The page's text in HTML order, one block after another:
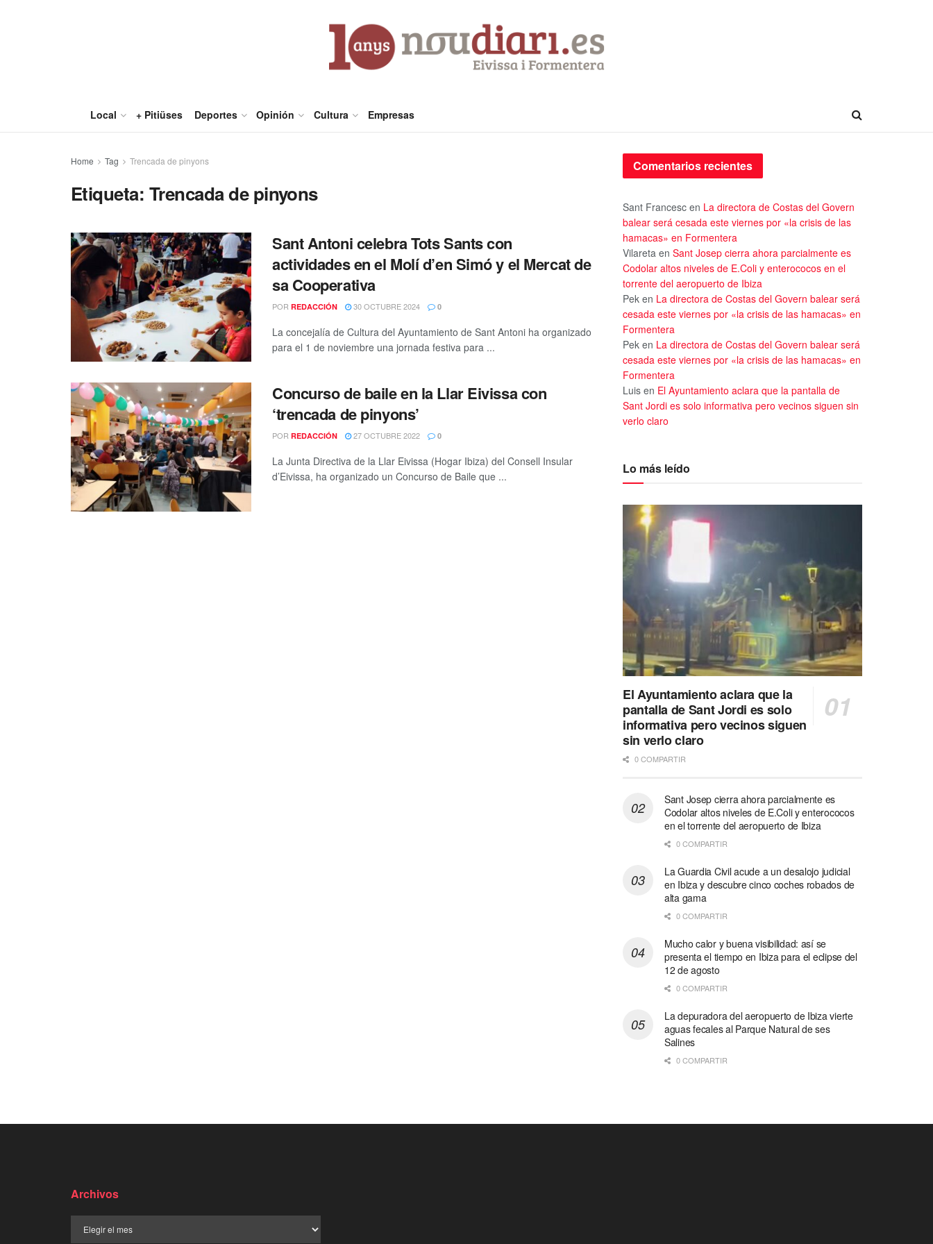
Local + Pitiüses Deportes Opinión Cultura Empresas
Home Tag Trencada de pinyons
Etiqueta: Trencada de pinyons
Sant Antoni celebra Tots Sants con
actividades en el Molí d’en Simó y el Mercat de
sa Cooperativa
POR REDACCIÓN 30 OCTUBRE 2024 0
La concejalía de Cultura del Ayuntamiento de Sant Antoni ha organizado
para el 1 de noviembre una jornada festiva para ...
Concurso de baile en la Llar Eivissa con
‘trencada de pinyons’
POR REDACCIÓN 27 OCTUBRE 2022 0
La Junta Directiva de la Llar Eivissa (Hogar Ibiza) del Consell Insular
d’Eivissa, ha organizado un Concurso de Baile que ...
Comentarios recientes
Sant Francesc en La directora de Costas del Govern
balear será cesada este viernes por «la crisis de las
hamacas» en Formentera
Vilareta en Sant Josep cierra ahora parcialmente es
Codolar altos niveles de E.Coli y enterococos en el
torrente del aeropuerto de Ibiza
Pek en La directora de Costas del Govern balear será
cesada este viernes por «la crisis de las hamacas» en
Formentera
Pek en La directora de Costas del Govern balear será
cesada este viernes por «la crisis de las hamacas» en
Formentera
Luis en El Ayuntamiento aclara que la pantalla de
Sant Jordi es solo informativa pero vecinos siguen sin
verlo claro
Lo más leído
El Ayuntamiento aclara que la
pantalla de Sant Jordi es solo
informativa pero vecinos siguen
sin verlo claro
0 COMPARTIR
Sant Josep cierra ahora parcialmente es
Codolar altos niveles de E.Coli y enterococos
en el torrente del aeropuerto de Ibiza
0 COMPARTIR
La Guardia Civil acude a un desalojo judicial
en Ibiza y descubre cinco coches robados de
alta gama
0 COMPARTIR
Mucho calor y buena visibilidad: así se
presenta el tiempo en Ibiza para el eclipse del
12 de agosto
0 COMPARTIR
La depuradora del aeropuerto de Ibiza vierte
aguas fecales al Parque Natural de ses
Salines
0 COMPARTIR
Archivos